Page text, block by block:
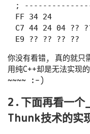
;
FF 34 24
C7 44 24 04 ??
你没有看错, 真的就只
用纯C++却是无法实现
~~~~ :-)
2.下面再看一
Thunk技术的实